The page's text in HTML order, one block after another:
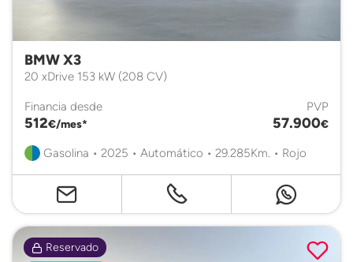
BMW X3
20 xDrive 153 kW (208 CV)
Financia desde
512€/mes*
PVP
57.900€
Gasolina • 2025 • Automático • 29.285Km. • Rojo
Reservado